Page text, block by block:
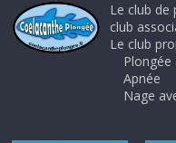
Le club de
club
Le club
Plongée
Apnée
Nage